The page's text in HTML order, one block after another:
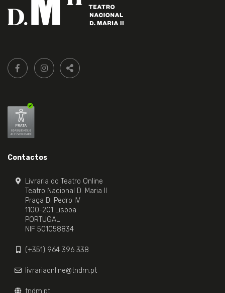
Siga-
nos:
FACEBOOK LIVRARIA DO TEATRO ONLINE.
INSTAGRAM LIVRARIA DO TEATRO ONLINE.
PARTILHAR
Contactos
Livraria do Teatro Online
Teatro Nacional D. Maria II
Praça D. Pedro IV
1100-201 Lisboa
PORTUGAL
NIF 501058834
(+351) 964 396 338
livrariaonline@tndm.pt